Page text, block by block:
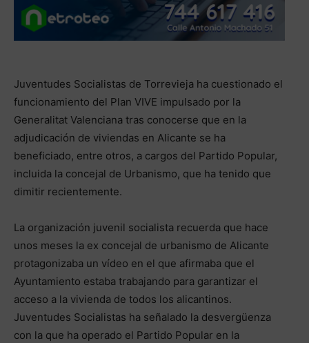
Juventudes Socialistas de Torrevieja ha cuestionado el
funcionamiento del Plan VIVE impulsado por la
Generalitat Valenciana tras conocerse que en la
adjudicación de viviendas en Alicante se ha
beneficiado, entre otros, a cargos del Partido Popular,
incluida la concejal de Urbanismo, que ha tenido que
dimitir recientemente.
La organización juvenil socialista recuerda que hace
unos meses la ex concejal de urbanismo de Alicante
protagonizaba un vídeo en el que afirmaba que el
Ayuntamiento estaba trabajando para garantizar el
acceso a la vivienda de todos los alicantinos.
Juventudes Socialistas ha señalado la desvergüenza
con la que ha operado el Partido Popular en la